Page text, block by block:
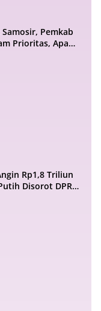
Pemkab
Prioritas, Apa
Rp1,8 Triliun
Disorot DPR